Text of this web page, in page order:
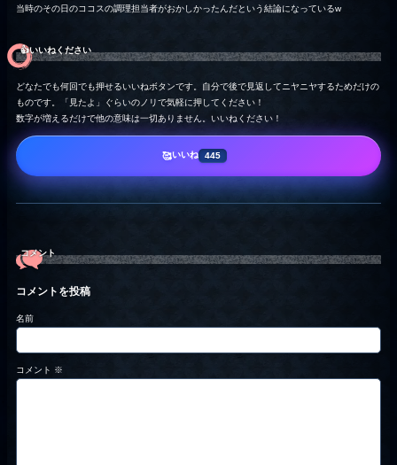
当時のその日のココスの調理担当者がおかしかったんだという結論になっているw
👍️いいねください
どなたでも何回でも押せるいいねボタンです。自分で後で見返してニヤニヤするためだけの
ものです。「見たよ」ぐらいのノリで気軽に押してください！
数字が増えるだけで他の意味は一切ありません。いいねください！
🥰いいね 445
コメント
コメントを投稿
名前
コメント ※